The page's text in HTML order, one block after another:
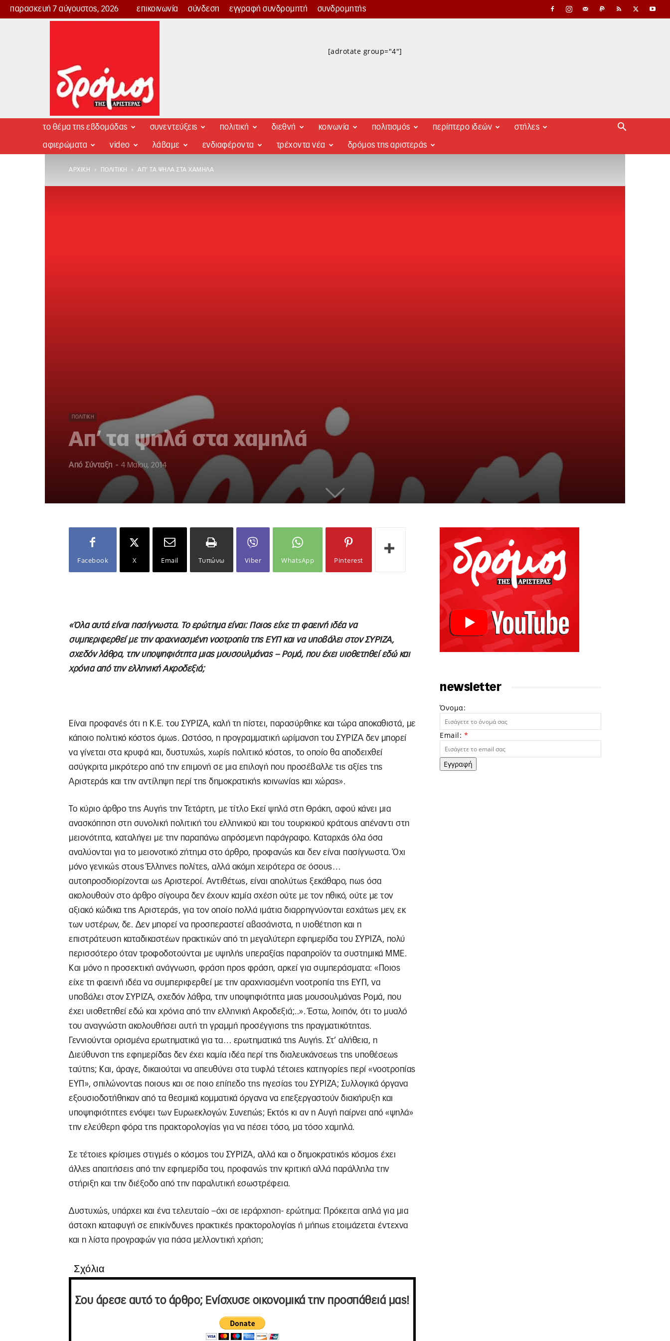
παρασκευή 7 αύγουστος, 2026 επικοινωνία σύνδεση εγγραφή συνδρομητή συνδρομητής
Δρόμος
[adrotate group="4"]
το θέμα της εβδομάδας συνεντεύξεις πολιτική διεθνή κοινωνία πολιτισμός περίπτερο ιδεών στήλες
αφιερώματα video λάβαμε ενδιαφέροντα τρέχοντα νέα δρόμος της αριστεράς
ΑΡΧΙΚΉ ΠΟΛΙΤΙΚΉ ΑΠ’ ΤΑ ΨΗΛΆ ΣΤΑ ΧΑΜΗΛΆ
ΠΟΛΙΤΙΚΉ
Απ’ τα ψηλά στα χαμηλά
Από Σύνταξη - 4 Μαΐου, 2014
Facebook X Email Τυπώνω Viber WhatsApp Pinterest
«Όλα αυτά είναι πασίγνωστα. Το ερώτημα είναι: Ποιος είχε τη φαεινή ιδέα να
συμπεριφερθεί με την αραχνιασμένη νοοτροπία της ΕΥΠ και να υποβάλει στον ΣΥΡΙΖΑ,
σχεδόν λάθρα, την υποψηφιότητα μιας μουσουλμάνας – Ρομά, που έχει υιοθετηθεί εδώ και
χρόνια από την ελληνική Ακροδεξιά;
Είναι προφανές ότι η Κ.Ε. του ΣΥΡΙΖΑ, καλή τη πίστει, παρασύρθηκε και τώρα αποκαθιστά, με
κάποιο πολιτικό κόστος όμως. Ωστόσο, η προγραμματική ωρίμανση του ΣΥΡΙΖΑ δεν μπορεί
να γίνεται στα κρυφά και, δυστυχώς, χωρίς πολιτικό κόστος, το οποίο θα αποδειχθεί
ασύγκριτα μικρότερο από την επιμονή σε μια επιλογή που προσέβαλλε τις αξίες της
Αριστεράς και την αντίληψη περί της δημοκρατικής κοινωνίας και χώρας».
Το κύριο άρθρο της Αυγής την Τετάρτη, με τίτλο Εκεί ψηλά στη Θράκη, αφού κάνει μια
ανασκόπηση στη συνολική πολιτική του ελληνικού και του τουρκικού κράτους απέναντι στη
μειονότητα, καταλήγει με την παραπάνω απρόσμενη παράγραφο. Καταρχάς όλα όσα
αναλύονται για το μειονοτικό ζήτημα στο άρθρο, προφανώς και δεν είναι πασίγνωστα. Όχι
μόνο γενικώς στους Έλληνες πολίτες, αλλά ακόμη χειρότερα σε όσους…
αυτοπροσδιορίζονται ως Αριστεροί. Αντιθέτως, είναι απολύτως ξεκάθαρο, πως όσα
ακολουθούν στο άρθρο σίγουρα δεν έχουν καμία σχέση ούτε με τον ηθικό, ούτε με τον
αξιακό κώδικα της Αριστεράς, για τον οποίο πολλά ιμάτια διαρρηγνύονται εσχάτως μεν, εκ
των υστέρων, δε. Δεν μπορεί να προσπεραστεί αβασάνιστα, η υιοθέτηση και η
επιστράτευση καταδικαστέων πρακτικών από τη μεγαλύτερη εφημερίδα του ΣΥΡΙΖΑ, πολύ
περισσότερο όταν τροφοδοτούνται με υψηλής υπεραξίας παραπροϊόν τα συστημικά ΜΜΕ.
Και μόνο η προσεκτική ανάγνωση, φράση προς φράση, αρκεί για συμπεράσματα: «Ποιος
είχε τη φαεινή ιδέα να συμπεριφερθεί με την αραχνιασμένη νοοτροπία της ΕΥΠ, να
υποβάλει στον ΣΥΡΙΖΑ, σχεδόν λάθρα, την υποψηφιότητα μιας μουσουλμάνας Ρομά, που
έχει υιοθετηθεί εδώ και χρόνια από την ελληνική Ακροδεξιά;..». Έστω, λοιπόν, ότι το μυαλό
του αναγνώστη ακολουθήσει αυτή τη γραμμή προσέγγισης της πραγματικότητας.
Γεννιούνται ορισμένα ερωτηματικά για τα… ερωτηματικά της Αυγής. Στ’ αλήθεια, η
Διεύθυνση της εφημερίδας δεν έχει καμία ιδέα περί της διαλευκάνσεως της υποθέσεως
ταύτης; Και, άραγε, δικαιούται να απευθύνει στα τυφλά τέτοιες κατηγορίες περί «νοοτροπίας
ΕΥΠ», σπιλώνοντας ποιους και σε ποιο επίπεδο της ηγεσίας του ΣΥΡΙΖΑ; Συλλογικά όργανα
εξουσιοδοτήθηκαν από τα θεσμικά κομματικά όργανα να επεξεργαστούν διακήρυξη και
υποψηφιότητες ενόψει των Ευρωεκλογών. Συνεπώς; Εκτός κι αν η Αυγή παίρνει από «ψηλά»
την ελεύθερη φόρα της πρακτορολογίας για να πέσει τόσο, μα τόσο χαμηλά.
Σε τέτοιες κρίσιμες στιγμές ο κόσμος του ΣΥΡΙΖΑ, αλλά και ο δημοκρατικός κόσμος έχει
άλλες απαιτήσεις από την εφημερίδα του, προφανώς την κριτική αλλά παράλληλα την
στήριξη και την διέξοδο από την παραλυτική εσωστρέφεια.
Δυστυχώς, υπάρχει και ένα τελευταίο –όχι σε ιεράρχηση- ερώτημα: Πρόκειται απλά για μια
άστοχη καταφυγή σε επικίνδυνες πρακτικές πρακτορολογίας ή μήπως ετοιμάζεται έντεχνα
και η λίστα προγραφών για πάσα μελλοντική χρήση;
Σχόλια
Σου άρεσε αυτό το άρθρο; Ενίσχυσε οικονομικά την προσπάθειά μας!
newsletter
Όνομα:
Email: *
Εγγραφή